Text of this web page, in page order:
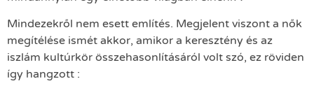
Mindezekről nem esett említés. Megjelent viszont a nők
megítélése ismét akkor, amikor a keresztény és az
iszlám kultúrkör összehasonlításáról volt szó, ez röviden
így hangzott :